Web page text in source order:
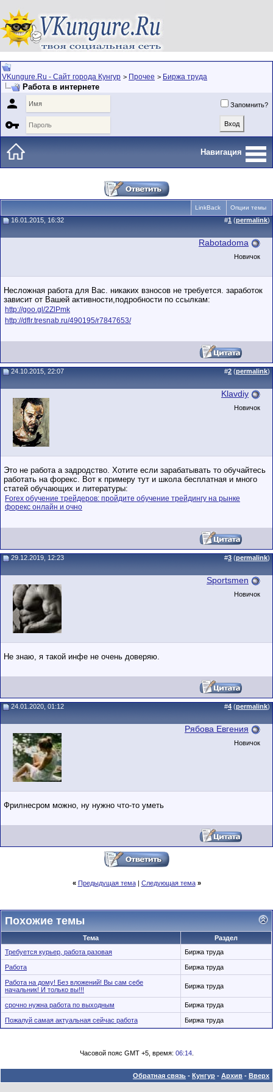
VKungure.Ru - Сайт города Кунгур > Прочее > Биржа труда
Работа в интернете
 Запомнить?

Навигация
LinkBack Опции темы
16.01.2015, 16:32 #1 (permalink)
Rabotadoma
Новичок
Несложная работа для Вас. никаких взносов не требуется. заработок
зависит от Вашей активности,подробности по ссылкам:
http://goo.gl/2ZlPmk
http://dflr.tresnab.ru/490195/r7847653/
24.10.2015, 22:07 #2 (permalink)
Klavdiy
Новичок
Это не работа а задродство. Хотите если зарабатывать то обучайтесь
работать на форекс. Вот к примеру тут и школа бесплатная и много
статей обучающих и литературы:
Forex обучение трейдеров: пройдите обучение трейдингу на рынке
форекс онлайн и очно
29.12.2019, 12:23 #3 (permalink)
Sportsmen
Новичок
Не знаю, я такой инфе не очень доверяю.
24.01.2020, 01:12 #4 (permalink)
Рябова Евгения
Новичок
Фрилнесром можно, ну нужно что-то уметь
« Предыдущая тема| Следующая тема »
Похожие темы
Тема
Раздел
Требуется курьер, работа разовая
Биржа труда
Работа Биржа труда
Работа на дому! Без вложений! Вы сам себе
начальник! И только вы!!!
Биржа труда
срочно нужна работа по выходным Биржа труда
Пожалуй самая актуальная сейчас работа Биржа труда
Часовой пояс GMT +5, время: 06:14.
Обратная связь - Кунгур - Архив - Вверх